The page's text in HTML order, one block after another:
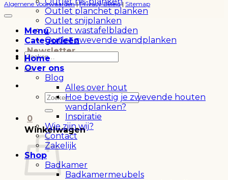
Outlet planchet planken
Outlet snijplanken
Outlet wastafelbladen
Outlet zwevende wandplanken
Newsletter
Zoeken
naar:
Zoeken
naar:
0
Winkelwagen
Algemene Voorwaarden|Privacy Beleid| Sitemap
Menu
Categorieën
Home
Over ons
Blog
Alles over hout
Hoe bevestig je zwevende houten
wandplanken?
Inspiratie
Wie zijn wij?
Contact
Zakelijk
Shop
Badkamer
Badkamermeubels